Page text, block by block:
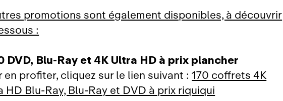
promotions sont également disponibles, à découvrir
:
DVD, Blu‑Ray et 4K Ultra HD à prix plancher
en profiter, cliquez sur le lien suivant :170 coffrets 4K
HD Blu‑Ray, Blu-Ray et DVD à prix riquiqui